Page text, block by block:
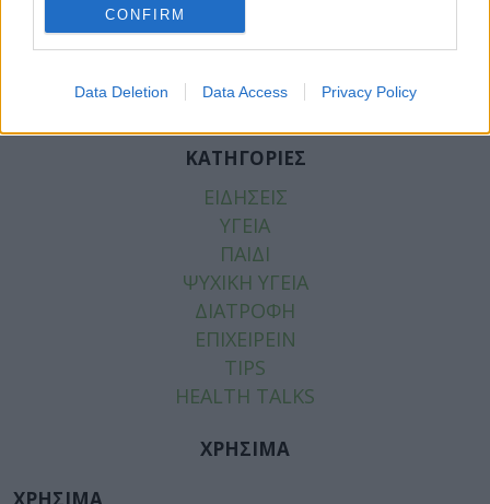
CONFIRM
Data Deletion Data Access Privacy Policy
Tags:ABBVIE,ALLERGAN AESTHETICS
ΚΑΤΗΓΟΡΙΕΣ
ΕΙΔΗΣΕΙΣ
ΥΓΕΙΑ
ΠΑΙΔΙ
ΨΥΧΙΚΗ ΥΓΕΙΑ
ΔΙΑΤΡΟΦΗ
ΕΠΙΧΕΙΡΕΙΝ
TIPS
HEALTH TALKS
ΧΡΗΣΙΜΑ